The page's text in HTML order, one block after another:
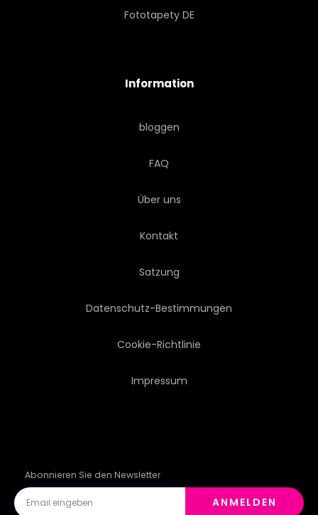
Fototapety DE
Information
bloggen
FAQ
Über uns
Kontakt
Satzung
Datenschutz-Bestimmungen
Cookie-Richtlinie
Impressum
Abonnieren Sie den Newsletter
ANMELDEN